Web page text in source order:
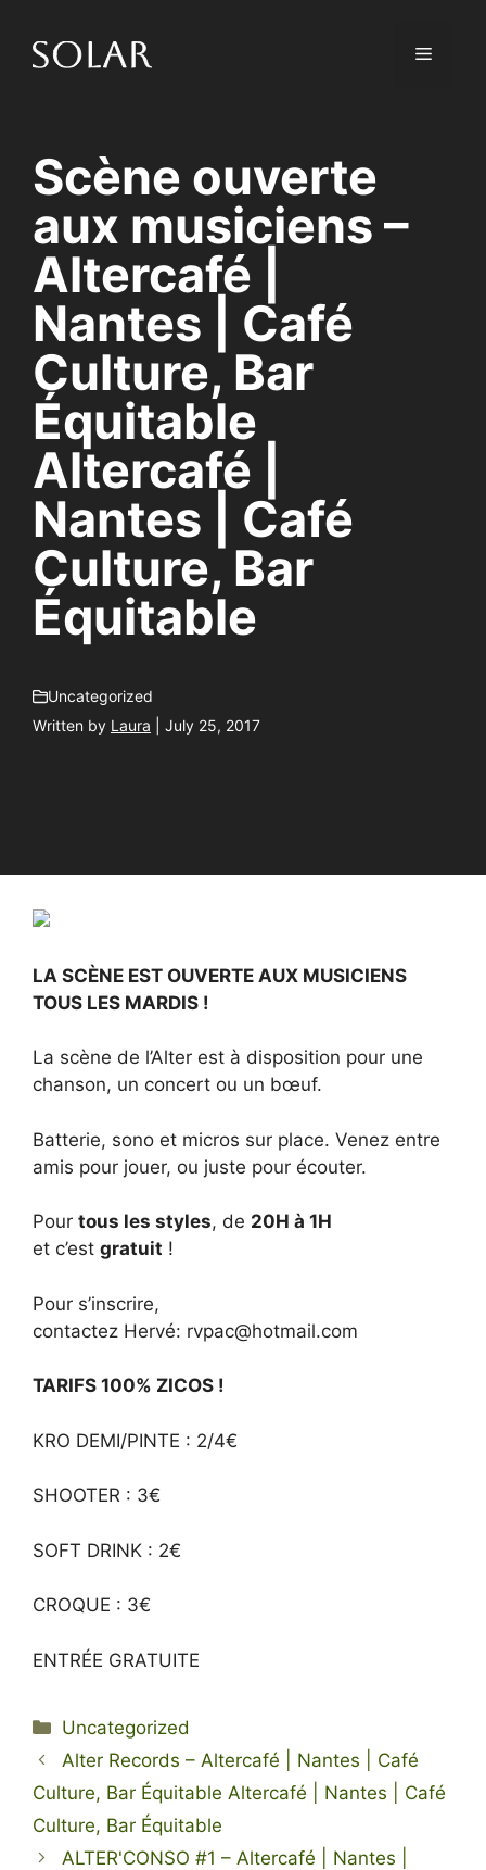
content
Menu
Scène ouverte
aux musiciens –
Altercafé |
Nantes | Café
Culture, Bar
Équitable
Altercafé |
Nantes | Café
Culture, Bar
Équitable
Uncategorized
Written by Laura | July 25, 2017
LA SCÈNE EST OUVERTE AUX MUSICIENS
TOUS LES MARDIS !
La scène de l’Alter est à disposition pour une
chanson, un concert ou un bœuf.
Batterie, sono et micros sur place. Venez entre
amis pour jouer, ou juste pour écouter.
Pour tous les styles, de 20H à 1H
et c’est gratuit !
Pour s’inscrire,
contactez Hervé: rvpac@hotmail.com
TARIFS 100% ZICOS !
KRO DEMI/PINTE : 2/4€
SHOOTER : 3€
SOFT DRINK : 2€
CROQUE : 3€
ENTRÉE GRATUITE
Categories
Uncategorized
Alter Records – Altercafé | Nantes | Café
Culture, Bar Équitable Altercafé | Nantes | Café
Culture, Bar Équitable
ALTER'CONSO #1 – Altercafé | Nantes |